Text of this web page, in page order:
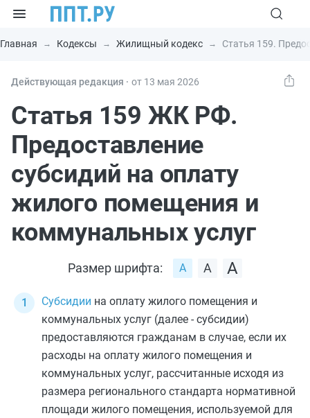
Главная Кодексы Жилищный кодекс Статья 159.
Действующая редакция ⸱ от 13 мая 2026
Статья 159 ЖК РФ.
Предоставление
субсидий на оплату
жилого помещения и
коммунальных услуг
Размер шрифта:
Субсидии на оплату жилого помещения и
коммунальных услуг (далее - субсидии)
предоставляются гражданам в случае, если их
расходы на оплату жилого помещения и
коммунальных услуг, рассчитанные исходя из
размера регионального стандарта нормативной
площади жилого помещения, используемой для